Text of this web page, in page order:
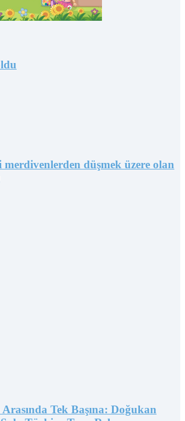
düşmek üzere olan
Tek Başına: Doğukan